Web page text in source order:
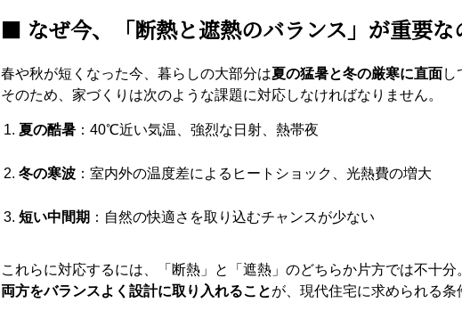
■ なぜ今、「断熱と遮熱のバランス」が重要な
春や秋が短くなった今、暮らしの大部分は夏の猛暑と冬の厳寒に直面し
そのため、家づくりは次のような課題に対応しなければなりません。
夏の酷暑 ：40℃近い気温、強烈な日射、熱帯夜
冬の寒波 ：室内外の温度差によるヒートショック、光熱費の増大
短い中間期 ：自然の快適さを取り込むチャンスが少ない
これらに対応するには、「断熱」と「遮熱」のどちらか片方では不十分
両方をバランスよく設計に取り入れることが、現代住宅に求められる条